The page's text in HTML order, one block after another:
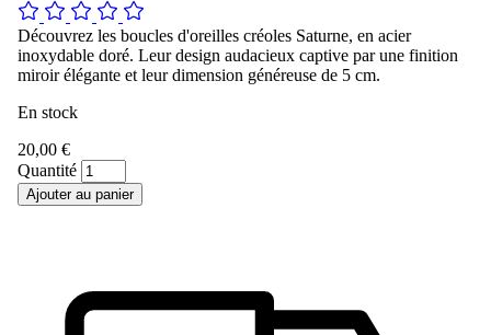
Découvrez les boucles d'oreilles créoles Saturne, en acier
inoxydable doré. Leur design audacieux captive par une finition
miroir élégante et leur dimension généreuse de 5 cm.
En stock
20,00 €
Quantité
Ajouter au panier